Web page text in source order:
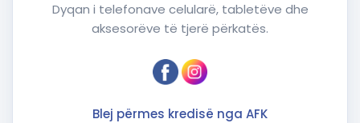
Dyqan i telefonave celularë, tabletëve dhe
aksesorëve të tjerë përkatës.
Blej përmes kredisë nga AFK